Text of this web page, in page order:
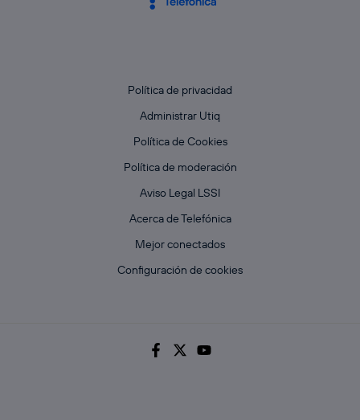
Política de privacidad
Administrar Utiq
Política de Cookies
Política de moderación
Aviso Legal LSSI
Acerca de Telefónica
Mejor conectados
Configuración de cookies